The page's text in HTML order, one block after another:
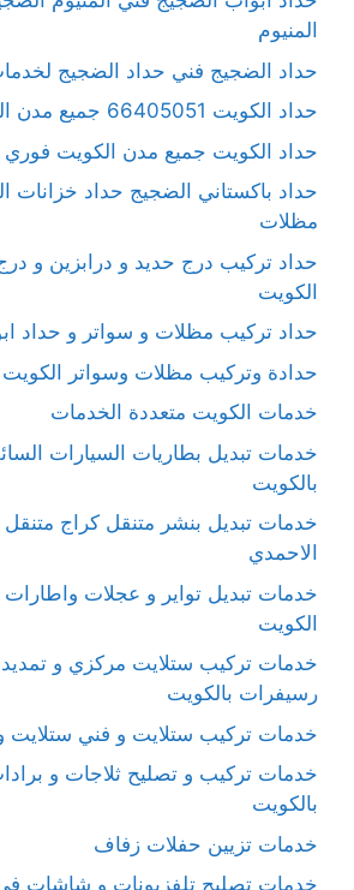
المنيوم
حداد الضجيج فني حداد الضجيج
حداد الكويت 66405051 جميع مدن الكويت
حداد الكويت جميع مدن الكويت فوري
حداد باكستاني الضجيج حداد خزانات
مظلات
حداد تركيب درج حديد و درابزين و
الكويت
حداد تركيب مظلات و سواتر و حداد
حدادة وتركيب مظلات وسواتر الكويت
خدمات الكويت متعددة الخدمات
خدمات تبديل بطاريات السيارات
بالكويت
خدمات تبديل بنشر متنقل كراج
الاحمدي
خدمات تبديل تواير و عجلات
الكويت
خدمات تركيب ستلايت مركزي و
رسيفرات بالكويت
خدمات تركيب ستلايت و فني ستلايت
خدمات تركيب و تصليح ثلاجات و
بالكويت
خدمات تزيين حفلات زفاف
خدمات تصليح تلفزيونات و شاشات